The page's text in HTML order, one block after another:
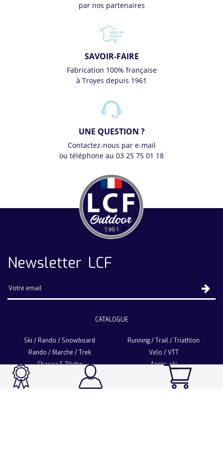
par nos partenaires
SAVOIR-FAIRE
Fabrication 100% française
à Troyes depuis 1961
UNE QUESTION ?
Contactez-nous par e-mail
ou téléphone au 03 25 75 01 18
Newsletter LCF
CATALOGUE
Ski / Rando / Snowboard
Running / Trail / Triathlon
Rando / Marche / Trek
Velo / VTT
Chasse & Pêche
Après-ski
Sport Fashion